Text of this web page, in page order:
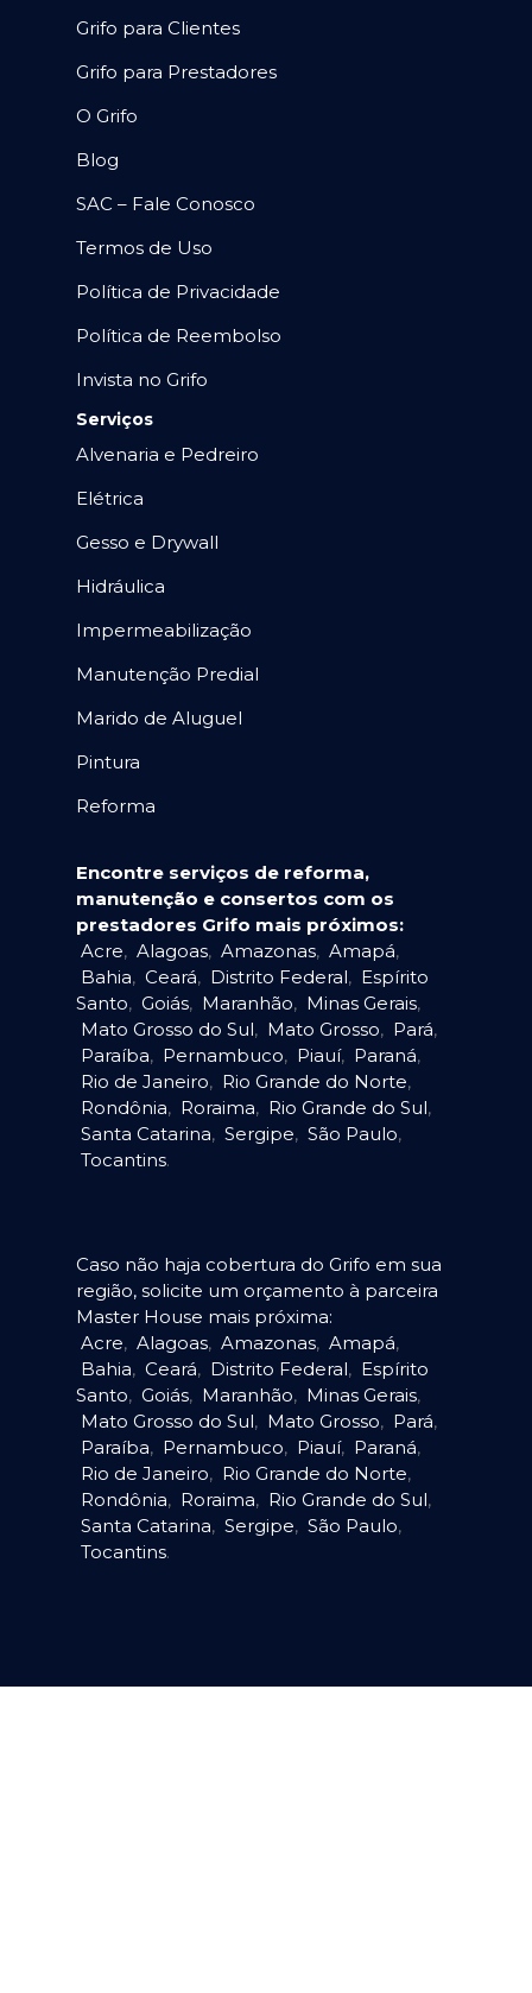
Grifo para Clientes
Grifo para Prestadores
O Grifo
Blog
SAC – Fale Conosco
Termos de Uso
Política de Privacidade
Política de Reembolso
Invista no Grifo
Serviços
Alvenaria e Pedreiro
Elétrica
Gesso e Drywall
Hidráulica
Impermeabilização
Manutenção Predial
Marido de Aluguel
Pintura
Reforma
Encontre serviços de reforma,
manutenção e consertos com os
prestadores Grifo mais próximos:
Acre, Alagoas, Amazonas, Amapá,
Bahia, Ceará, Distrito Federal, Espírito
Santo, Goiás, Maranhão, Minas Gerais,
Mato Grosso do Sul, Mato Grosso, Pará,
Paraíba, Pernambuco, Piauí, Paraná,
Rio de Janeiro, Rio Grande do Norte,
Rondônia, Roraima, Rio Grande do Sul,
Santa Catarina, Sergipe, São Paulo,
Tocantins.
Caso não haja cobertura do Grifo em sua
região, solicite um orçamento à parceira
Master House mais próxima:
Acre, Alagoas, Amazonas, Amapá,
Bahia, Ceará, Distrito Federal, Espírito
Santo, Goiás, Maranhão, Minas Gerais,
Mato Grosso do Sul, Mato Grosso, Pará,
Paraíba, Pernambuco, Piauí, Paraná,
Rio de Janeiro, Rio Grande do Norte,
Rondônia, Roraima, Rio Grande do Sul,
Santa Catarina, Sergipe, São Paulo,
Tocantins.